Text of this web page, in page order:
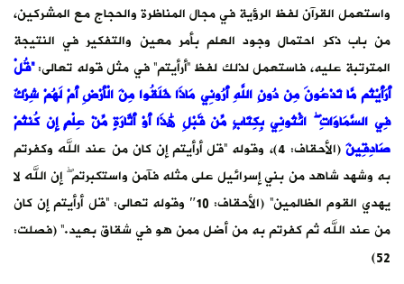
واستعمل القرآن لفظ الرؤية في مجال المناظرة والحجاج مع المشركين،
من باب ذكر احتمال وجود العلم بأمر معين والتفكير في النتيجة
المترتبة عليه، فاستعمل لذلك لفظ “أرأيتم” في مثل قوله تعالى:“قُلْ
أَرَأَيْتُم مَّا تَدْعُونَ مِن دُونِ اللَّهِ أَرُونِي مَاذَا خَلَقُوا مِنَ الْأَرْضِ أَمْ لَهُمْ شِرْكٌ
فِي السَّمَاوَاتِ ۖ ائْتُونِي بِكِتَابٍ مِّن قَبْلِ هَٰذَا أَوْ أَثَارَةٍ مِّنْ عِلْمٍ إِن كُنتُمْ
صَادِقِينَ
(الأحقاف: 4)، وقوله “قل أرأيتم إن كان من عند الله وكفرتم
به وشهد شاهد من بني إسرائيل على مثله فآمن واستكبرتم ۖ إن الله لا
يهدي القوم الظالمين” (الأحقاف: 10″ وقوله تعالى: “قل أرأيتم إن كان
من عند الله ثم كفرتم به من أضل ممن هو في شقاق بعيد.” (فصلت:
52)